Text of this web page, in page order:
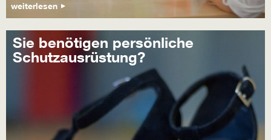
weiterlesen
Sie benötigen persönliche
Schutzausrüstung?